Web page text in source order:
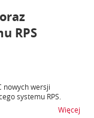
RPS
nowych wersji
systemu RPS.
Więcej